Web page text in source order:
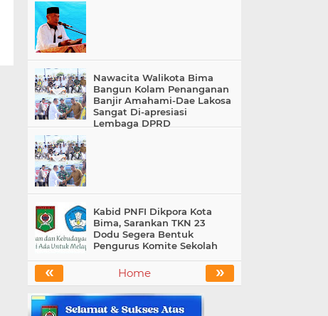
Nawacita Walikota Bima
Bangun Kolam Penanganan
Banjir Amahami-Dae Lakosa
Sangat Di-apresiasi
Lembaga DPRD
Kabid PNFI Dikpora Kota
Bima, Sarankan TKN 23
Dodu Segera Bentuk
Pengurus Komite Sekolah
« »
Home